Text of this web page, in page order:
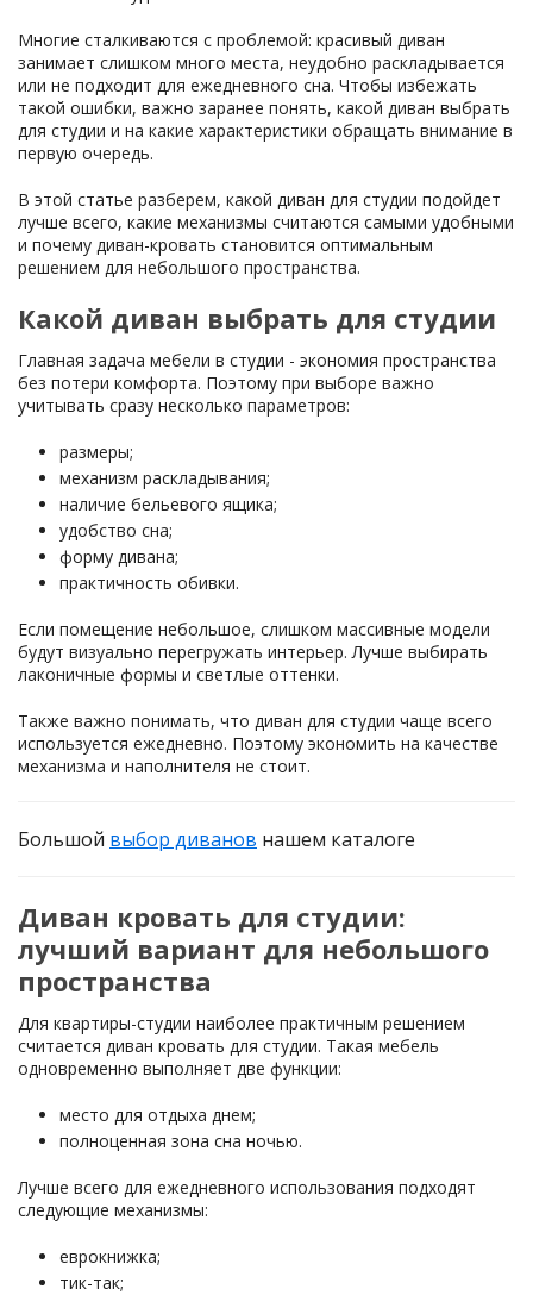
Многие сталкиваются с проблемой: красивый диван
занимает слишком много места, неудобно раскладывается
или не подходит для ежедневного сна. Чтобы избежать
такой ошибки, важно заранее понять, какой диван выбрать
для студии и на какие характеристики обращать внимание в
первую очередь.
В этой статье разберем, какой диван для студии подойдет
лучше всего, какие механизмы считаются самыми удобными
и почему диван-кровать становится оптимальным
решением для небольшого пространства.
Какой диван выбрать для студии
Главная задача мебели в студии - экономия пространства
без потери комфорта. Поэтому при выборе важно
учитывать сразу несколько параметров:
размеры;
механизм раскладывания;
наличие бельевого ящика;
удобство сна;
форму дивана;
практичность обивки.
Если помещение небольшое, слишком массивные модели
будут визуально перегружать интерьер. Лучше выбирать
лаконичные формы и светлые оттенки.
Также важно понимать, что диван для студии чаще всего
используется ежедневно. Поэтому экономить на качестве
механизма и наполнителя не стоит.
Большой выбор диванов нашем каталоге
Диван кровать для студии:
лучший вариант для небольшого
пространства
Для квартиры-студии наиболее практичным решением
считается диван кровать для студии. Такая мебель
одновременно выполняет две функции:
место для отдыха днем;
полноценная зона сна ночью.
Лучше всего для ежедневного использования подходят
следующие механизмы:
еврокнижка;
тик-так;